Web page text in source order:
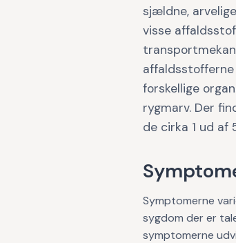
sjældne,
visse
affaldsstofferne
forskellige
rygmarv. Der
de cirka 1 ud af
Symptomerne
sygdom der er
symptomerne